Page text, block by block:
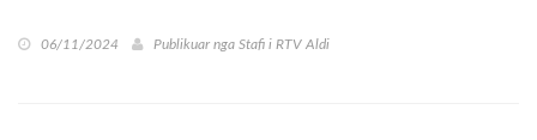
06/11/2024 Publikuar nga Stafi i RTV Aldi